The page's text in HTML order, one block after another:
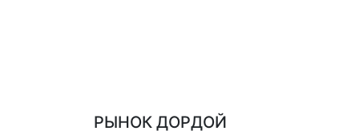
РЫНОК ДОРДОЙ